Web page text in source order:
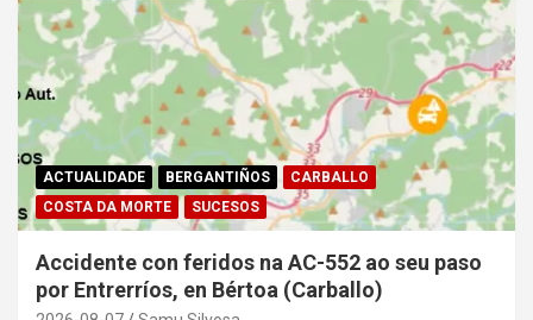
ACTUALIDADE BERGANTIÑOS
CARBALLO
COSTA DA MORTE
SUCESOS
Accidente con feridos na AC-552 ao seu paso
por Entrerríos, en Bértoa (Carballo)